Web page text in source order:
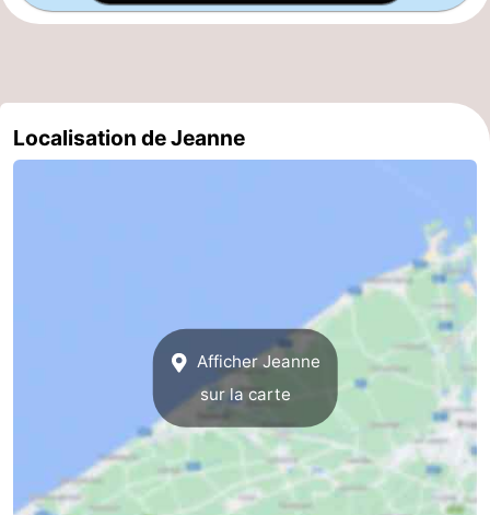
Bruges
-
Ypres
La
côte
-
Coq
Bredene
-
Localisation de Jeanne
Afficher Jeanne
sur la carte